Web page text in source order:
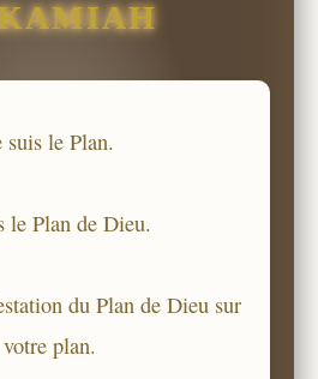
suis le Plan.
le Plan de Dieu.
du Plan de Dieu sur
votre plan.